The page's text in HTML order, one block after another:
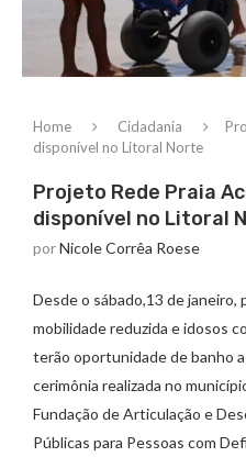
Home Cidadania
disponível no Litoral Norte
Projeto Rede Praia
disponível no Litoral
porNicole Corrêa Roese
Desde o sábado,13 de janeiro,
mobilidade reduzida e idosos
terão oportunidade de banho
cerimônia realizada no
Fundação de Articulação e
Públicas para Pessoas com